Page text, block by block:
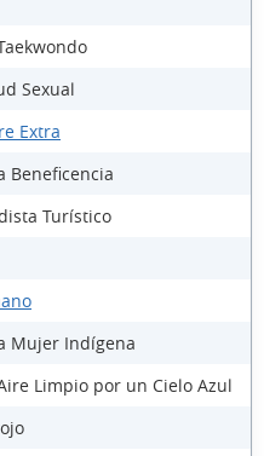
Sexual
Extra
Beneficencia
Turístico
Mujer Indígena
Limpio por un Cielo Azul